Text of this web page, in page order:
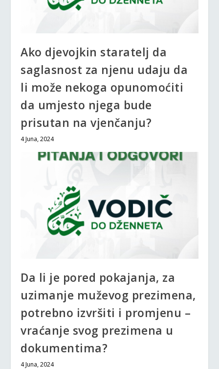
Ako djevojkin staratelj da
saglasnost za njenu udaju da
li može nekoga opunomoćiti
da umjesto njega bude
prisutan na vjenčanju?
4 Juna, 2024
Da li je pored pokajanja, za
uzimanje muževog prezimena,
potrebno izvršiti i promjenu –
vraćanje svog prezimena u
dokumentima?
4 Juna, 2024